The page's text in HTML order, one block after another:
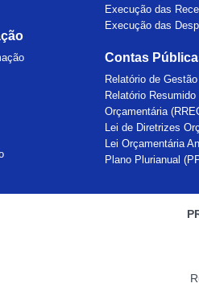
Execução das
Execução das
Contas
Relatório de
Relatório
Orçamentária
Lei de Diretrizes
Lei Orçamentária
Plano Plurianual